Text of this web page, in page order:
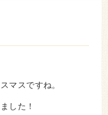
マスですね。
した！